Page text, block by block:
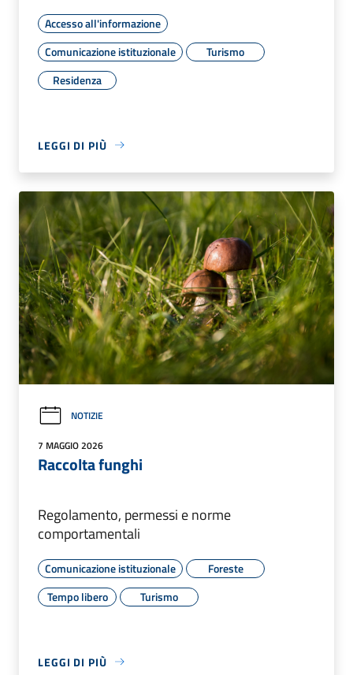
Accesso all'informazione
Comunicazione istituzionale
Turismo
Residenza
LEGGI DI PIÙ
NOTIZIE
7 MAGGIO 2026
Raccolta funghi
Regolamento, permessi e norme
comportamentali
Comunicazione istituzionale
Foreste
Tempo libero
Turismo
LEGGI DI PIÙ